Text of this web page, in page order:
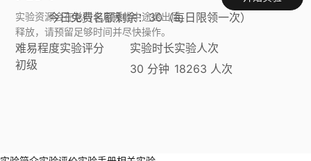
心
学
今日免费名额剩余：30（每日限领一次）
实验资源会在总时长用完或中途退出后
释放，请预留足够时间并尽快操作。
难易程度
初级
实验评分
实验时长
30 分钟
实验人次
18263 人次